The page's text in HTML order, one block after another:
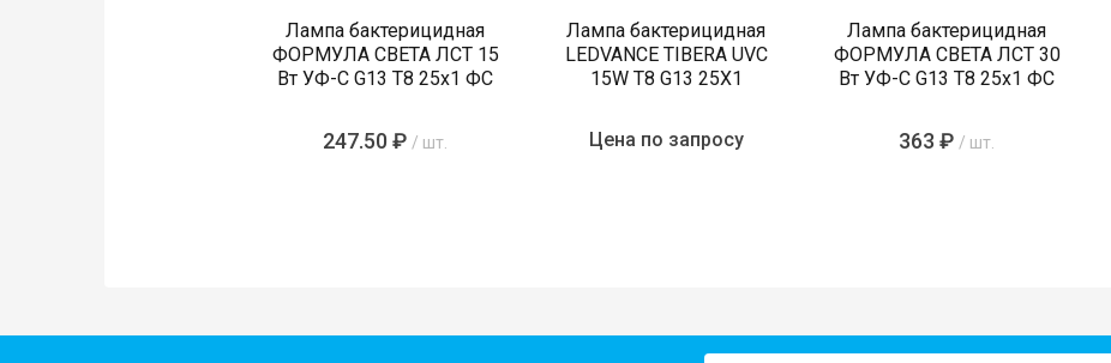
Лампа бактерицидная
ФОРМУЛА СВЕТА ЛСТ 15
Вт УФ-С G13 T8 25х1 ФС
247.50 ₽ / шт.
Лампа бактерицидная
LEDVANCE TIBERA UVC
15W T8 G13 25X1
Цена по запросу
Лампа бактерицидная
ФОРМУЛА СВЕТА ЛСТ 30
Вт УФ-С G13 T8 25х1 ФС
363 ₽ / шт.